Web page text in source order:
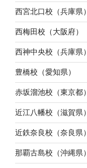
西宮北口校（兵庫県）
西梅田校（大阪府）
西神中央校（兵庫県）
豊橋校（愛知県）
赤坂溜池校（東京都）
近江八幡校（滋賀県）
近鉄奈良校（奈良県）
那覇古島校（沖縄県）